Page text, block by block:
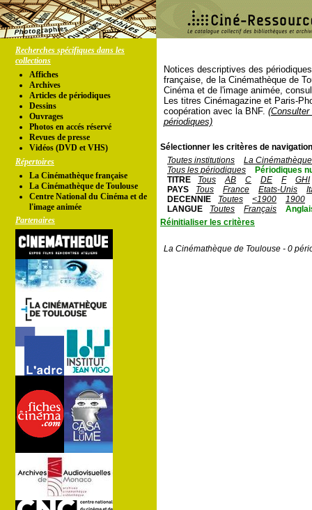
Recherches spécifiques dans les
collections
Affiches
Archives
Articles de périodiques
Dessins
Ouvrages
Photos en accés réservé
Revues de presse
Vidéos (DVD et VHS)
Répertoires
La Cinémathèque française
La Cinémathèque de Toulouse
Centre National du Cinéma et de
l'image animée
Partenaires
Notices descriptives des
française, de la Cinémathèque de
Cinéma et de l'image animée,
Les titres Cinémagazine et Paris-
coopération avec la BNF.
périodiques)
Sélectionner les critères de
Toutes institutions
La
Tous les périodiques
Périodiques
TITRE
Tous AB C DE F
GHI
PAYS
Tous France Etats-Unis
DECENNIE
Toutes <1900
1900
LANGUE
Toutes Français
Réinitialiser les critères
La Cinémathèque de Toulouse - 0